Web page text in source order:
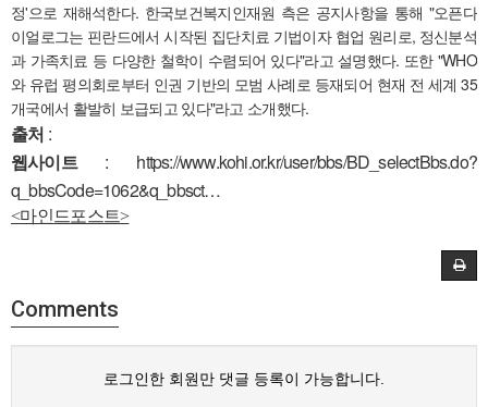
정'으로 재해석한다. 한국보건복지인재원 측은 공지사항을 통해 "오픈다
이얼로그는 핀란드에서 시작된 집단치료 기법이자 협업 원리로, 정신분석
과 가족치료 등 다양한 철학이 수렴되어 있다"라고 설명했다. 또한 "WHO
와 유럽 평의회로부터 인권 기반의 모범 사례로 등재되어 현재 전 세계 35
개국에서 활발히 보급되고 있다"라고 소개했다.
출처 :
웹사이트: https://www.kohi.or.kr/user/bbs/BD_selectBbs.do?
q_bbsCode=1062&q_bbsct…
<마인드포스트>
Comments
로그인한 회원만 댓글 등록이 가능합니다.